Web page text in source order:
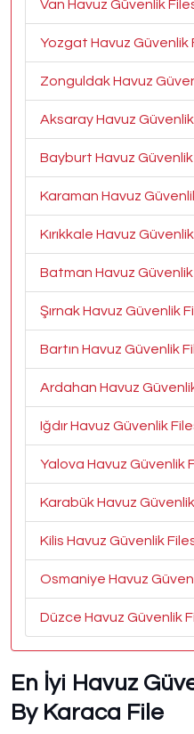
Van Havuz Güvenlik
Yozgat Havuz Güvenlik
Zonguldak Havuz
Aksaray Havuz
Bayburt Havuz Güvenlik
Karaman Havuz
Kırıkkale Havuz
Batman Havuz Güvenlik
Şırnak Havuz Güvenlik
Bartın Havuz Güvenlik
Ardahan Havuz
Iğdır Havuz Güvenlik
Yalova Havuz Güvenlik
Karabük Havuz
Kilis Havuz Güvenlik
Osmaniye Havuz
Düzce Havuz Güvenlik
En İyi Havuz
By Karaca File